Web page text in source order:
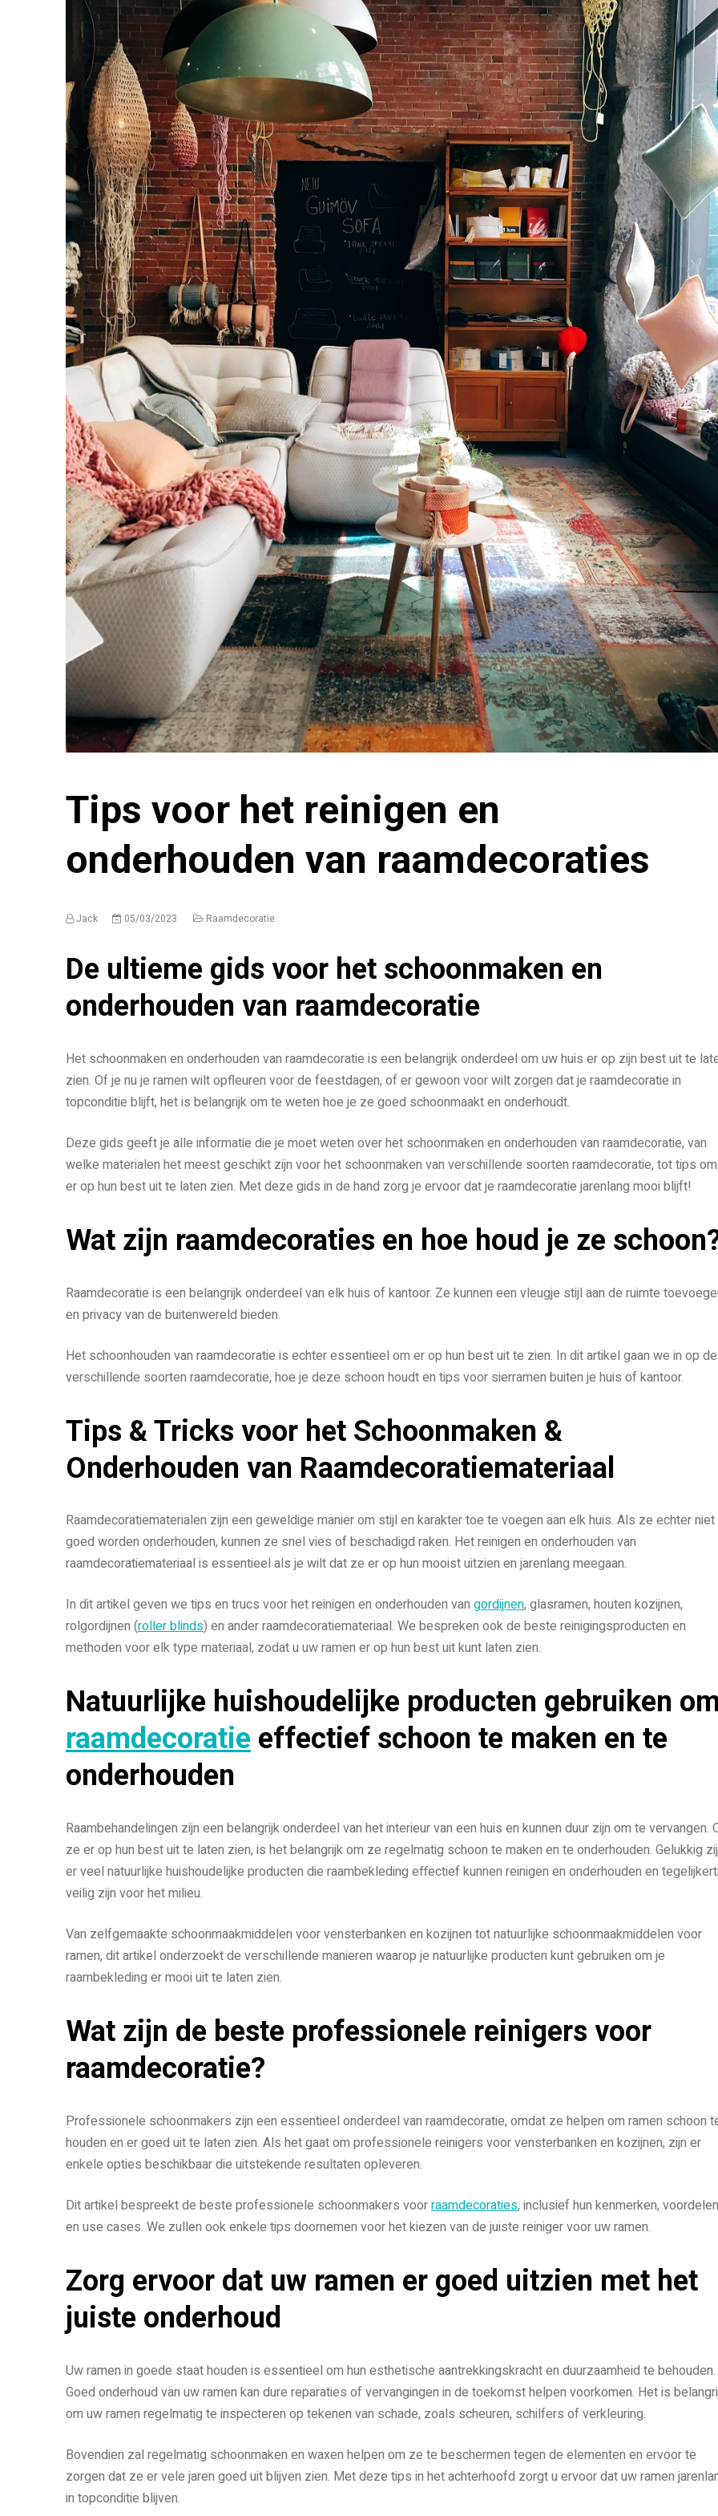
Tips voor het reinigen en
onderhouden van raamdecoraties
Jack 05/03/2023 Raamdecoratie
De ultieme gids voor het schoonmaken en
onderhouden van raamdecoratie
Het schoonmaken en onderhouden van raamdecoratie is een belangrijk onderdeel om uw huis er op zijn best uit te
zien. Of je nu je ramen wilt opfleuren voor de feestdagen, of er gewoon voor wilt zorgen dat je raamdecoratie in
topconditie blijft, het is belangrijk om te weten hoe je ze goed schoonmaakt en onderhoudt.
Deze gids geeft je alle informatie die je moet weten over het schoonmaken en onderhouden van raamdecoratie, van
welke materialen het meest geschikt zijn voor het schoonmaken van verschillende soorten raamdecoratie, tot tips
er op hun best uit te laten zien. Met deze gids in de hand zorg je ervoor dat je raamdecoratie jarenlang mooi blijft!
Wat zijn raamdecoraties en hoe houd je ze
Raamdecoratie is een belangrijk onderdeel van elk huis of kantoor. Ze kunnen een vleugje stijl aan de ruimte
en privacy van de buitenwereld bieden.
Het schoonhouden van raamdecoratie is echter essentieel om er op hun best uit te zien. In dit artikel gaan we in op de
verschillende soorten raamdecoratie, hoe je deze schoon houdt en tips voor sierramen buiten je huis of kantoor.
Tips & Tricks voor het Schoonmaken &
Onderhouden van Raamdecoratiemateriaal
Raamdecoratiematerialen zijn een geweldige manier om stijl en karakter toe te voegen aan elk huis. Als ze echter niet
goed worden onderhouden, kunnen ze snel vies of beschadigd raken. Het reinigen en onderhouden van
raamdecoratiemateriaal is essentieel als je wilt dat ze er op hun mooist uitzien en jarenlang meegaan.
In dit artikel geven we tips en trucs voor het reinigen en onderhouden van gordijnen, glasramen, houten kozijnen,
rolgordijnen (roller blinds) en ander raamdecoratiemateriaal. We bespreken ook de beste reinigingsproducten en
methoden voor elk type materiaal, zodat u uw ramen er op hun best uit kunt laten zien.
Natuurlijke huishoudelijke producten gebruiken om
raamdecoratie effectief schoon te maken en te
onderhouden
Raambehandelingen zijn een belangrijk onderdeel van het interieur van een huis en kunnen duur zijn om te vervangen.
ze er op hun best uit te laten zien, is het belangrijk om ze regelmatig schoon te maken en te onderhouden. Gelukkig
er veel natuurlijke huishoudelijke producten die raambekleding effectief kunnen reinigen en onderhouden en
veilig zijn voor het milieu.
Van zelfgemaakte schoonmaakmiddelen voor vensterbanken en kozijnen tot natuurlijke schoonmaakmiddelen voor
ramen, dit artikel onderzoekt de verschillende manieren waarop je natuurlijke producten kunt gebruiken om je
raambekleding er mooi uit te laten zien.
Wat zijn de beste professionele reinigers voor
raamdecoratie?
Professionele schoonmakers zijn een essentieel onderdeel van raamdecoratie, omdat ze helpen om ramen schoon
houden en er goed uit te laten zien. Als het gaat om professionele reinigers voor vensterbanken en kozijnen, zijn er
enkele opties beschikbaar die uitstekende resultaten opleveren.
Dit artikel bespreekt de beste professionele schoonmakers voorraamdecoraties, inclusief hun kenmerken, voordelen
en use cases. We zullen ook enkele tips doornemen voor het kiezen van de juiste reiniger voor uw ramen.
Zorg ervoor dat uw ramen er goed uitzien met het
juiste onderhoud
Uw ramen in goede staat houden is essentieel om hun esthetische aantrekkingskracht en duurzaamheid te behouden.
Goed onderhoud van uw ramen kan dure reparaties of vervangingen in de toekomst helpen voorkomen. Het is
om uw ramen regelmatig te inspecteren op tekenen van schade, zoals scheuren, schilfers of verkleuring.
Bovendien zal regelmatig schoonmaken en waxen helpen om ze te beschermen tegen de elementen en ervoor te
zorgen dat ze er vele jaren goed uit blijven zien. Met deze tips in het achterhoofd zorgt u ervoor dat uw ramen
in topconditie blijven.